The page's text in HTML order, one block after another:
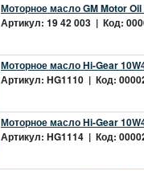
Моторное масло GM Motor
Артикул: 19 42 003 | Код:
Моторное масло Hi-Gear
Артикул: HG1110 | Код:
Моторное масло Hi-Gear
Артикул: HG1114 | Код: